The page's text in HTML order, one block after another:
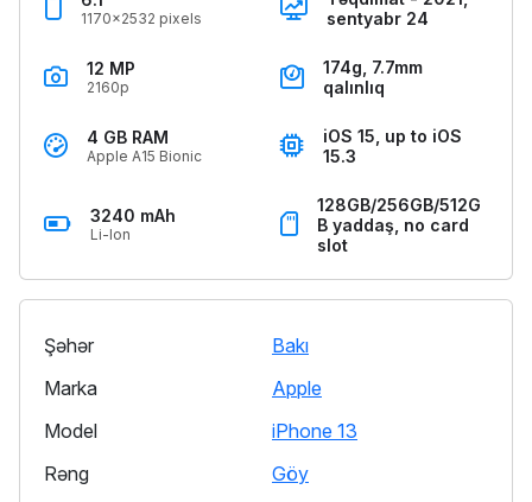
1170x2532 pixels
sentyabr 24
12 MP
2160p
174g, 7.7mm
qalınlıq
4 GB RAM
Apple A15 Bionic
iOS 15, up to iOS
15.3
3240 mAh
Li-Ion
128GB/256GB/512G
B yaddaş, no card
slot
Şəhər
Bakı
Marka
Apple
Model
iPhone 13
Rəng
Göy